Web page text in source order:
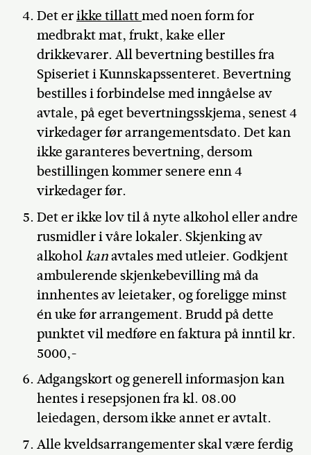
Det erikke tillattmed noen form for
medbrakt mat, frukt, kake eller
drikkevarer. All bevertning bestilles fra
Spiseriet i Kunnskapssenteret. Bevertning
bestilles i forbindelse med inngåelse av
avtale, på eget bevertningsskjema, senest 4
virkedager før arrangementsdato. Det kan
ikke garanteres bevertning, dersom
bestillingen kommer senere enn 4
virkedager før.
Det er ikke lov til å nyte alkohol eller andre
rusmidler i våre lokaler. Skjenking av
alkoholkanavtales med utleier. Godkjent
ambulerende skjenkebevilling må da
innhentes av leietaker, og foreligge minst
én uke før arrangement. Brudd på dette
punktet vil medføre en faktura på inntil kr.
5000,-
Adgangskort og generell informasjon kan
hentes i resepsjonen fra kl. 08.00
leiedagen, dersom ikke annet er avtalt.
Alle kveldsarrangementer skal være ferdig